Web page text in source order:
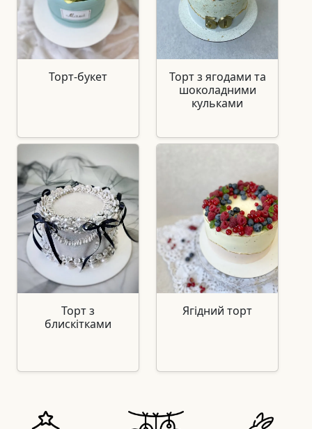
Торт-букет
Торт з ягодами та
шоколадними
кульками
Торт з
блискітками
Ягідний торт